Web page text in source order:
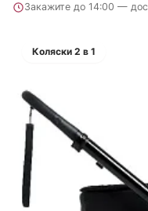
Закажите до 14:00 —
Коляски 2 в 1